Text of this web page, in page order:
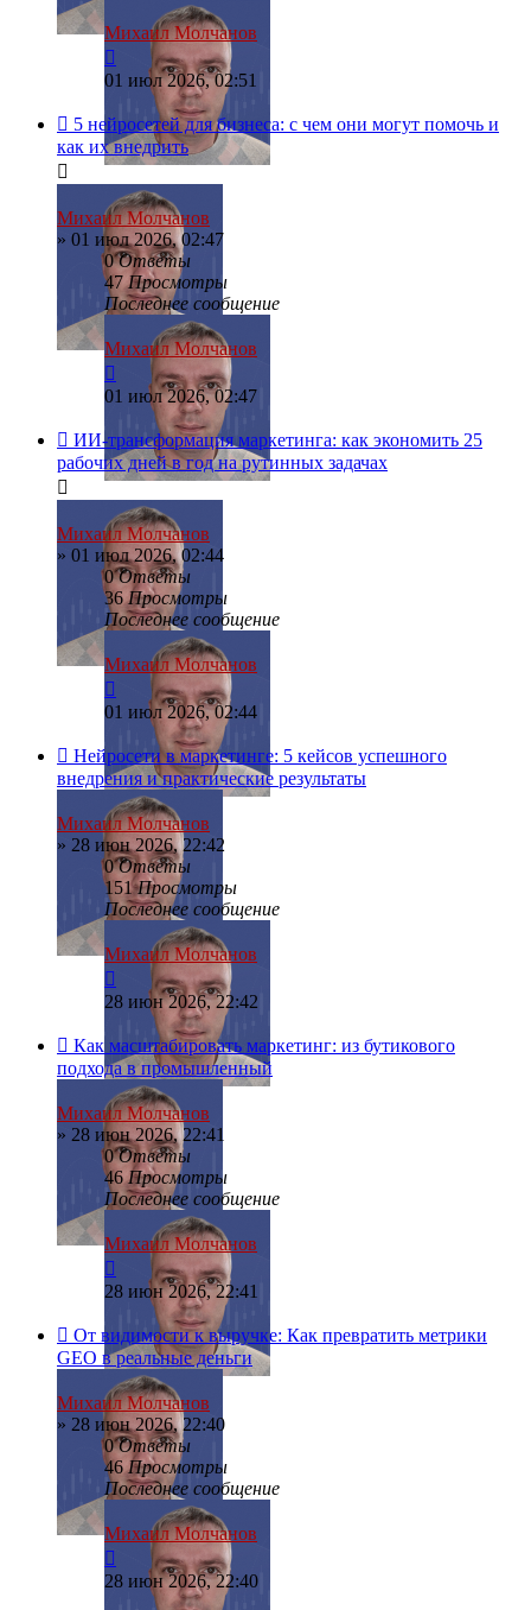
Михаил Молчанов
01 июл 2026, 02:51
5 нейросетей для бизнеса: с чем они могут помочь и
как их внедрить
Михаил Молчанов
» 01 июл 2026, 02:47
0Ответы
47Просмотры
Последнее сообщение
Михаил Молчанов
01 июл 2026, 02:47
ИИ-трансформация маркетинга: как экономить 25
рабочих дней в год на рутинных задачах
Михаил Молчанов
» 01 июл 2026, 02:44
0Ответы
36Просмотры
Последнее сообщение
Михаил Молчанов
01 июл 2026, 02:44
Нейросети в маркетинге: 5 кейсов успешного
внедрения и практические результаты
Михаил Молчанов
» 28 июн 2026, 22:42
0Ответы
151Просмотры
Последнее сообщение
Михаил Молчанов
28 июн 2026, 22:42
Как масштабировать маркетинг: из бутикового
подхода в промышленный
Михаил Молчанов
» 28 июн 2026, 22:41
0Ответы
46Просмотры
Последнее сообщение
Михаил Молчанов
28 июн 2026, 22:41
От видимости к выручке: Как превратить метрики
GEO в реальные деньги
Михаил Молчанов
» 28 июн 2026, 22:40
0Ответы
46Просмотры
Последнее сообщение
Михаил Молчанов
28 июн 2026, 22:40